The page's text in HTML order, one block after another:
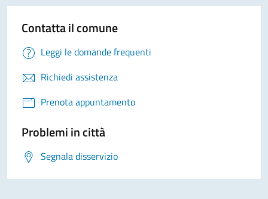
Contatta il comune
Leggi le domande frequenti
Richiedi assistenza
Prenota appuntamento
Problemi in città
Segnala disservizio